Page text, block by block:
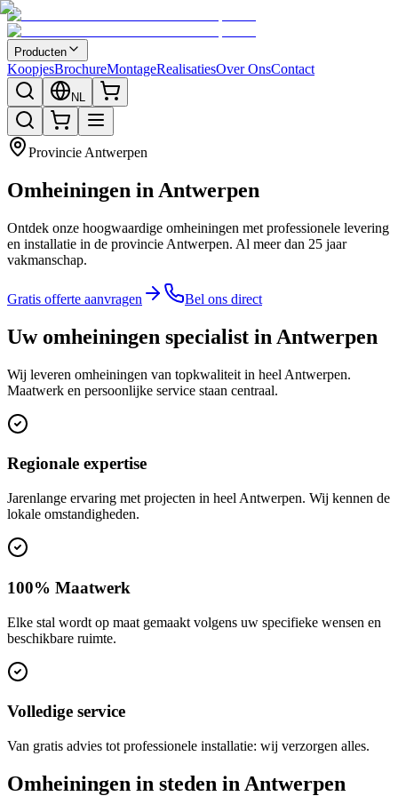
Producten
KoopjesBrochureMontageRealisatiesOver OnsContact
NL
Provincie Antwerpen
Omheiningen in Antwerpen
Ontdek onze hoogwaardige omheiningen met professionele levering
en installatie in de provincie Antwerpen. Al meer dan 25 jaar
vakmanschap.
Gratis offerte aanvragen Bel ons direct
Uw omheiningen specialist in Antwerpen
Wij leveren omheiningen van topkwaliteit in heel Antwerpen.
Maatwerk en persoonlijke service staan centraal.
Regionale expertise
Jarenlange ervaring met projecten in heel Antwerpen. Wij kennen de
lokale omstandigheden.
100% Maatwerk
Elke stal wordt op maat gemaakt volgens uw specifieke wensen en
beschikbare ruimte.
Volledige service
Van gratis advies tot professionele installatie: wij verzorgen alles.
Omheiningen in steden in Antwerpen